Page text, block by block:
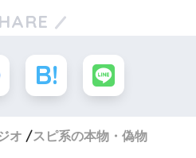
オ スピ系の本物・偽物